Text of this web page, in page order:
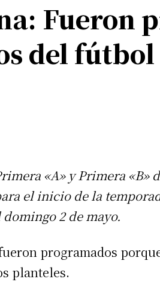
Fueron
del
«A» y Primera «B»
el inicio de la
2 de mayo.
programados
planteles.